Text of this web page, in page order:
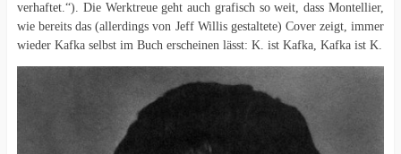
verhaftet.“). Die Werktreue geht auch grafisch so weit, dass Montellier,
wie bereits das (allerdings von Jeff Willis gestaltete) Cover zeigt, immer
wieder Kafka selbst im Buch erscheinen lässt: K. ist Kafka, Kafka ist K.